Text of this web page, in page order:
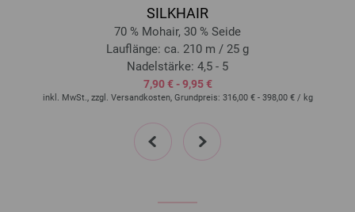
SILKHAIR
70 % Mohair, 30 % Seide
Lauflänge: ca. 210 m / 25 g
Nadelstärke: 4,5 - 5
7,90 € - 9,95 €
inkl. MwSt., zzgl. Versandkosten, Grundpreis: 316,00 € - 398,00 € / kg
prev next